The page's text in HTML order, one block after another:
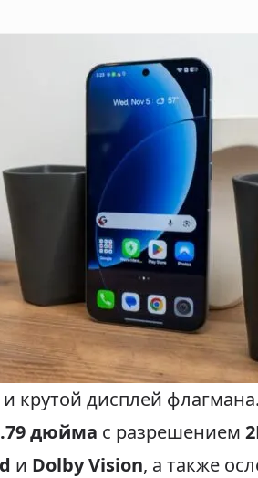
крутой дисплей
дюйма с разрешением
и Dolby Vision, а также